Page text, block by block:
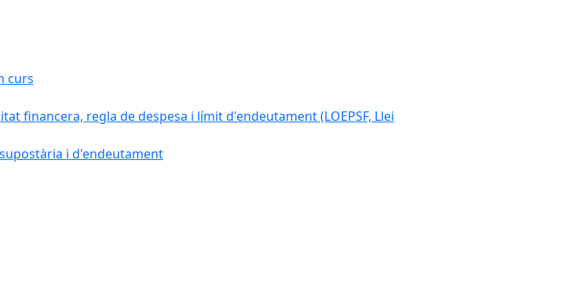
curs
financera, regla de despesa i límit d'endeutament (LOEPSF, Llei
i d'endeutament